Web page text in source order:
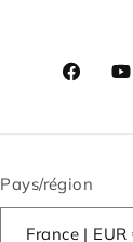
Facebook
Pays/région